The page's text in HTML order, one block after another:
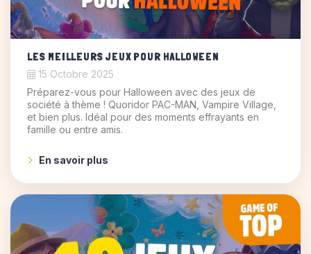
LES MEILLEURS JEUX POUR HALLOWEEN
15 Octobre 2025
Préparez-vous pour Halloween avec des jeux de
société à thème ! Quoridor PAC-MAN, Vampire Village,
et bien plus. Idéal pour des moments effrayants en
famille ou entre amis.
En savoir plus